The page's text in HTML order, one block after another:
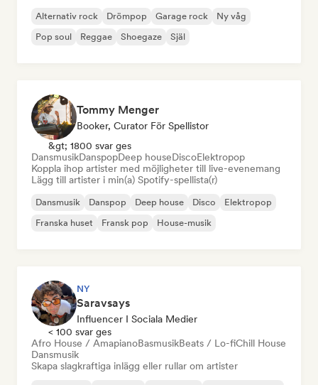
Alternativ rock Drömpop Garage rock
Ny våg
Pop soul
Reggae Shoegaze Själ
Tommy Menger
Booker, Curator För Spellistor
&gt; 1800 svar ges
DansmusikDanspopDeep houseDiscoElektropop
Koppla ihop artister med möjligheter till live-evenemang
Lägg till artister i min(a) Spotify-spellista(r)
Dansmusik Danspop Deep house Disco
Elektropop
Franska huset
Fransk pop House-musik
NY
Saravsays
Influencer I Sociala Medier
< 100 svar ges
Afro House / AmapianoBasmusikBeats / Lo-fiChill House
Dansmusik
Skapa slagkraftiga inlägg eller rullar om artister